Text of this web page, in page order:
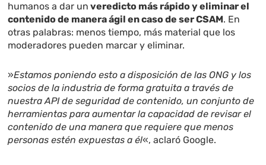
humanos a dar un veredicto más rápido y eliminar el
contenido de manera ágil en caso de ser CSAM. En
otras palabras: menos tiempo, más material que los
moderadores pueden marcar y eliminar.
»Estamos poniendo esto a disposición de las ONG y los
socios de la industria de forma gratuita a través de
nuestra API de seguridad de contenido, un conjunto de
herramientas para aumentar la capacidad de revisar el
contenido de una manera que requiere que menos
personas estén expuestas a él«, aclaró Google.